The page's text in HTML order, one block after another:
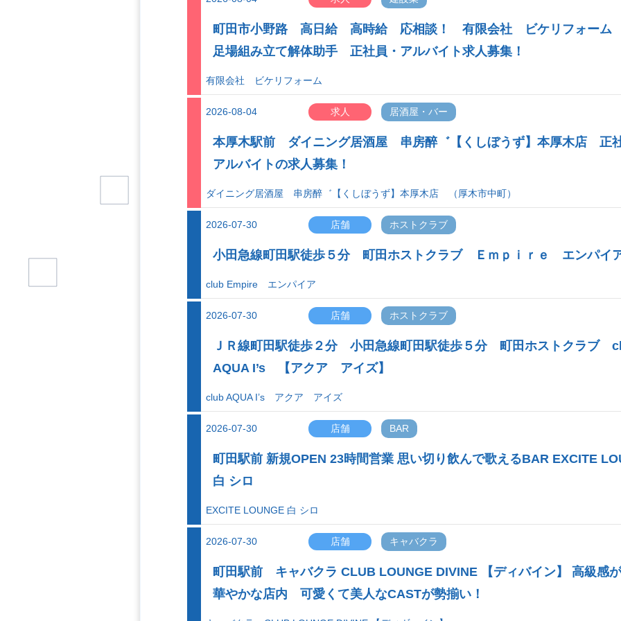
町田市小野路 高日給 高時給 応相談！ 有限会社 ビケリフォーム
足場組み立て解体助手 正社員・アルバイト求人募集！
有限会社 ビケリフォーム
2026-08-04 求人 居酒屋・バー
本厚木駅前 ダイニング居酒屋 串房醉゛【くしぼうず】本厚木店 正
アルバイトの求人募集！
ダイニング居酒屋 串房醉゛【くしぼうず】本厚木店 （厚木市中町）
2026-07-30 店舗 ホストクラブ
小田急線町田駅徒歩５分 町田ホストクラブ Ｅｍｐｉｒｅ エンパイ
club Empire エンパイア
2026-07-30 店舗 ホストクラブ
ＪＲ線町田駅徒歩２分 小田急線町田駅徒歩５分 町田ホストクラブ
AQUA I’s 【アクア アイズ】
club AQUA I’s アクア アイズ
2026-07-30 店舗 BAR
町田駅前 新規OPEN 23時間営業 思い切り飲んで歌えるBAR EXCITE
白 シロ
EXCITE LOUNGE 白 シロ
2026-07-30 店舗 キャバクラ
町田駅前 キャバクラ CLUB LOUNGE DIVINE 【ディバイン】 高級感が
華やかな店内 可愛くて美人なCASTが勢揃い！